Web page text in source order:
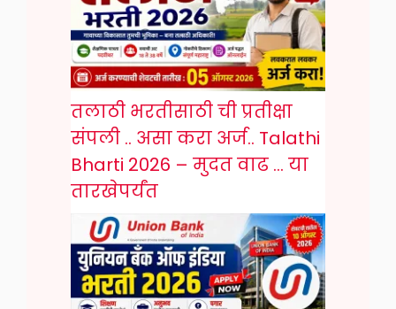
तलाठी भरतीसाठी ची प्रतीक्षा
संपली .. असा करा अर्ज.. Talathi
Bharti 2026 – मुदत वाढ … या
तारखेपर्यंत